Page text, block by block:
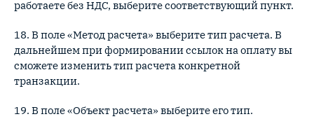
работаете без НДС, выберите соответствующий пункт.
18. В поле «Метод расчета» выберите тип расчета. В
дальнейшем при формировании ссылок на оплату вы
сможете изменить тип расчета конкретной
транзакции.
19. В поле «Объект расчета» выберите его тип.